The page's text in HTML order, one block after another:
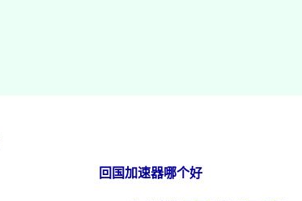
回国加速器哪个好